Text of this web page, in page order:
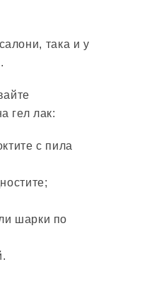
така и у
гел лак:
с пила
шарки по